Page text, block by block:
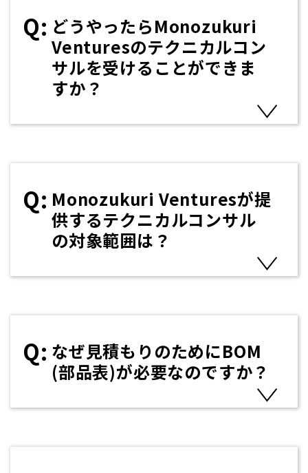
どうやったらMonozukuri
Venturesのテクニカルコン
サルを受けることができま
すか？
Monozukuri Venturesが提
供するテクニカルコンサル
の対象範囲は？
なぜ見積もりのためにBOM
(部品表)が必要なのですか？